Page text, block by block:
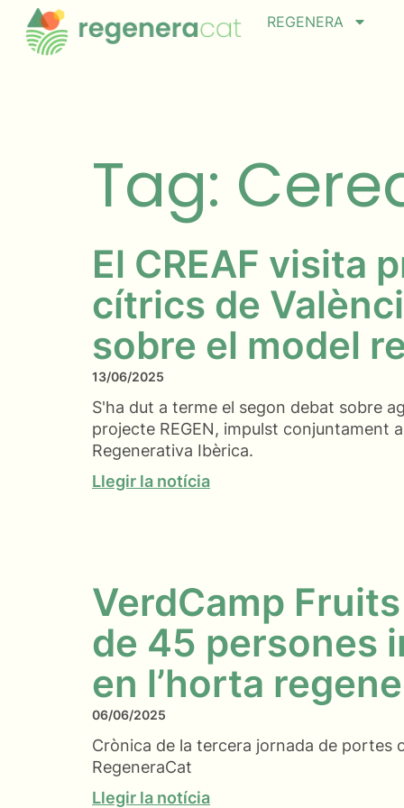
REGENERA
Tag:
El CREAF visita
cítrics de
sobre el model
13/06/2025
S'ha dut a terme el segon debat sobre
projecte REGEN, impulst conjuntament
Regenerativa Ibèrica.
Llegir la notícia
VerdCamp
de 45 persones
en l’horta
06/06/2025
Crònica de la tercera jornada de portes
RegeneraCat
Llegir la notícia